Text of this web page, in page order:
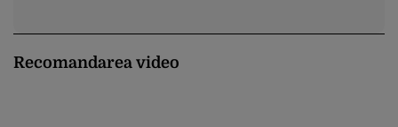
Recomandarea video